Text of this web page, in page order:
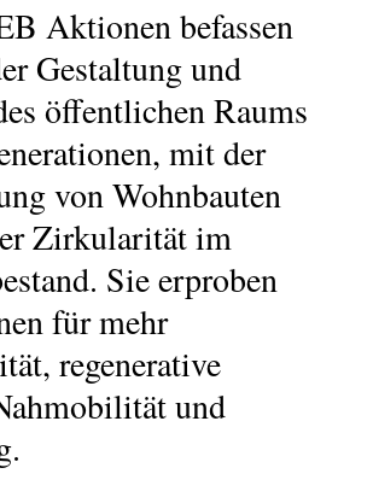
Aktionen befassen
Gestaltung und
öffentlichen Raums
mit der
von Wohnbauten
Zirkularität im
Sie erproben
für mehr
regenerative
und